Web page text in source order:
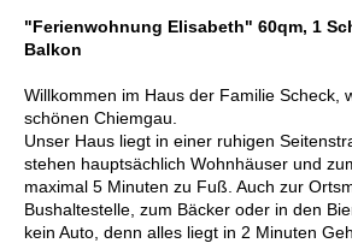
"Ferienwohnung Elisabeth" 60qm, 1
Balkon
Willkommen im Haus der Familie Scheck,
schönen Chiemgau.
Unser Haus liegt in einer ruhigen
stehen hauptsächlich Wohnhäuser und
maximal 5 Minuten zu Fuß. Auch zur
Bushaltestelle, zum Bäcker oder in den
kein Auto, denn alles liegt in 2 Minuten